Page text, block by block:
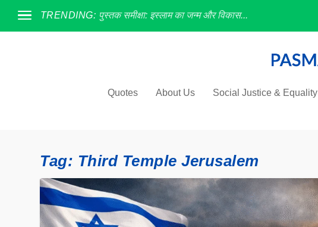
TRENDING: पुस्तक समीक्षा: इस्लाम का जन्म और विकास...
Quotes About Us Social Justice & Equality
Tag: Third Temple Jerusalem